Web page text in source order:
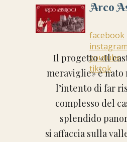
Arco
facebook
instagram
youtube
tiktok
Il progetto «Il
meraviglie» è nato
l’intento di far
complesso del
splendido
si affaccia sulla